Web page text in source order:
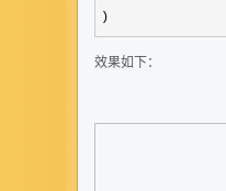
)
效果如下：